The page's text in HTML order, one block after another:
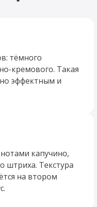
тёмного
кремового. Такая
эффектным и
капучино,
штриха. Текстура
на втором